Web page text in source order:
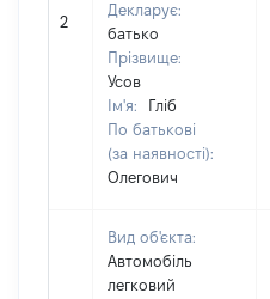
2
Декларує:
батько
Прізвище:
Усов
Ім'я:
Гліб
По батькові
(за наявності):
Олегович
Вид об'єкта:
Автомобіль
легковий